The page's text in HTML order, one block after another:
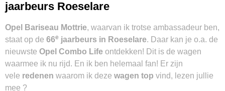
jaarbeurs Roeselare
Opel Bariseau Mottrie, waarvan ik trotse ambassadeur ben,
staat op de 66e jaarbeurs in Roeselare. Daar kan je o.a. de
nieuwste Opel Combo Life ontdekken! Dit is de wagen
waarmee ik nu rijd. En ik ben helemaal fan! Er zijn
vele redenen waarom ik deze wagen top vind, lezen jullie
mee ?